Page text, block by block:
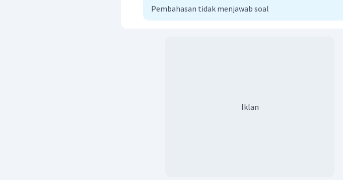
Pembahasan tidak menjawab soal
Iklan